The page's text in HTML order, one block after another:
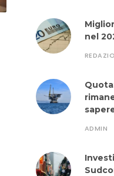
nel
ADMIN